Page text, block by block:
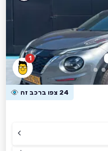
1
24 צפו ברכב זה